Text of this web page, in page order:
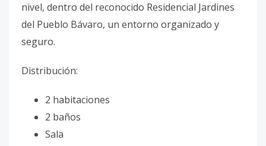
nivel, dentro del reconocido Residencial Jardines
del Pueblo Bávaro, un entorno organizado y
seguro.
Distribución:
2 habitaciones
2 baños
Sala